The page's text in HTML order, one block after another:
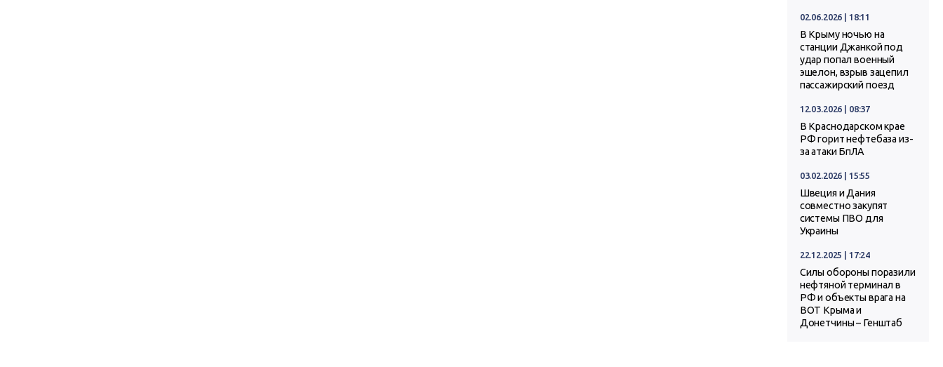
02.06.2026 | 18:11
В Крыму ночью на
станции Джанкой под
удар попал военный
эшелон, взрыв зацепил
пассажирский поезд
12.03.2026 | 08:37
В Краснодарском крае
РФ горит нефтебаза из-
за атаки БпЛА
03.02.2026 | 15:55
Швеция и Дания
совместно закупят
системы ПВО для
Украины
22.12.2025 | 17:24
Силы обороны поразили
нефтяной терминал в
РФ и объекты врага на
ВОТ Крыма и
Донетчины – Генштаб